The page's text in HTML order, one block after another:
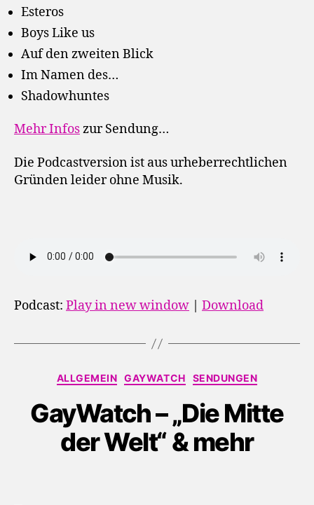
Esteros
Boys Like us
Auf den zweiten Blick
Im Namen des…
Shadowhuntes
Mehr Infoszur Sendung…
Die Podcastversion ist aus urheberrechtlichen
Gründen leider ohne Musik.
Podcast: Play in new window Download
Kategorien
ALLGEMEIN GAYWATCH SENDUNGEN
GayWatch – „Die Mitte
der Welt“ & mehr